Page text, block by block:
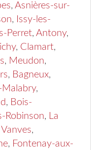
, Asnières-sur-
, Issy-les-
Perret, Antony,
, Clamart,
, Meudon,
, Bagneux,
,
, Bois-
Robinson, La
Vanves,
, Fontenay-aux-